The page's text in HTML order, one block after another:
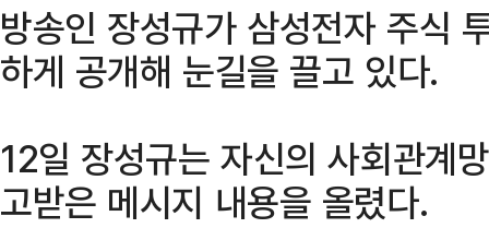
방송인 장성규가 삼성전자 주식
하게 공개해 눈길을 끌고 있다.
12일 장성규는 자신의 사회관계
고받은 메시지 내용을 올렸다.